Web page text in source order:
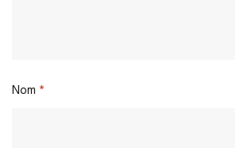
Nom *